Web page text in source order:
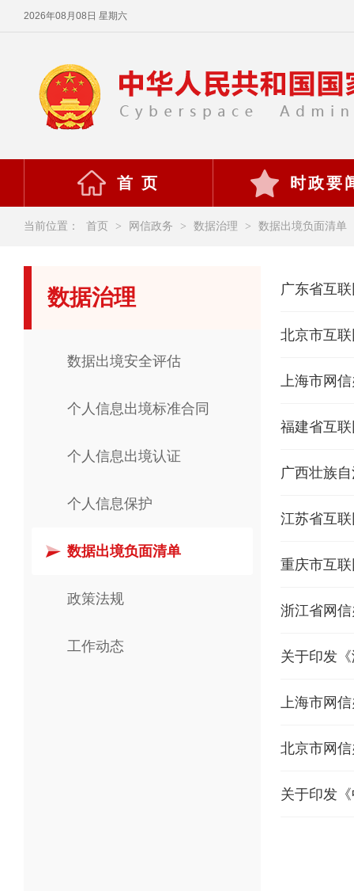
2026年08月08日 星期六
首 页 时政要
当前位置： 首页 > 网信政务 > 数据治理 > 数据出境负面清单
数据治理
数据出境安全评估
个人信息出境标准合同
个人信息出境认证
个人信息保护
数据出境负面清单
政策法规
工作动态
关于印发
关于印发